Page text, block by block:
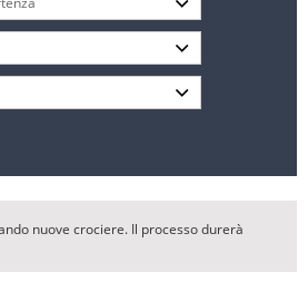
nuove crociere. Il processo durerà